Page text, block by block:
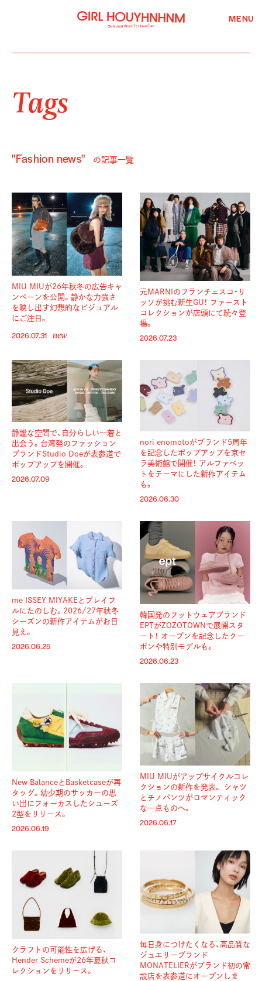
MENU
Tags
"Fashion news" の記事一覧
MIU MIUが26年秋冬の広告キャ
ンペーンを公開。静かな力強さ
を映し出す幻想的なビジュアル
にご注目。
2026.07.31 new
元MARNIのフランチェスコ・リ
ッソが挑む新生GU！ ファースト
コレクションが店頭にて続々登
場。
2026.07.23
静謐な空間で、自分らしい一着と
出会う。台湾発のファッション
ブランドStudio Doeが表参道で
ポップアップを開催。
2026.07.09
nori enomotoがブランド5周年
を記念したポップアップを京セ
ラ美術館で開催！ アルファベッ
トをテーマにした新作アイテム
も。
2026.06.30
me ISSEY MIYAKEとプレイフ
ルにたのしむ。2026/27年秋冬
シーズンの新作アイテムがお目
見え。
2026.06.25
韓国発のフットウェアブランド
EPTがZOZOTOWNで展開スタ
ート！ オープンを記念したクー
ポンや特別モデルも。
2026.06.23
New BalanceとBasketcaseが再
タッグ。幼少期のサッカーの思
い出にフォーカスしたシューズ
2型をリリース。
2026.06.19
MIU MIUがアップサイクルコレ
クションの新作を発表。 シャツ
とチノパンツがロマンティック
な一点ものへ。
2026.06.17
クラフトの可能性を広げる、
Hender Schemeが26年夏秋コ
レクションをリリース。
毎日身につけたくなる、高品質な
ジュエリーブランド
MONATELIERがブランド初の常
設店を表参道にオープンしま